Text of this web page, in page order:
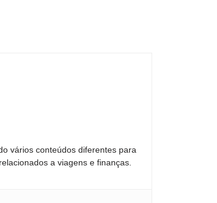
vários conteúdos diferentes para
a viagens e finanças.